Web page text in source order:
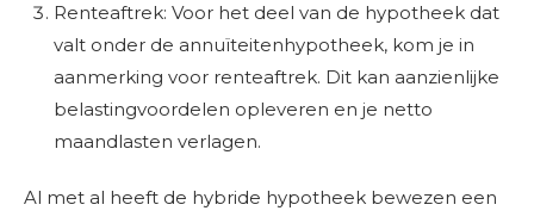
Renteaftrek: Voor het deel van de hypotheek dat
valt onder de annuïteitenhypotheek, kom je in
aanmerking voor renteaftrek. Dit kan aanzienlijke
belastingvoordelen opleveren en je netto
maandlasten verlagen.
Al met al heeft de hybride hypotheek bewezen een